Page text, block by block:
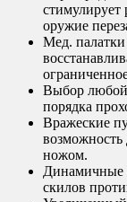
стимулирует
оружие
Мед.
Выбор любой
порядка
Вражеские
возможность
ножом.
Динамичные
скилов